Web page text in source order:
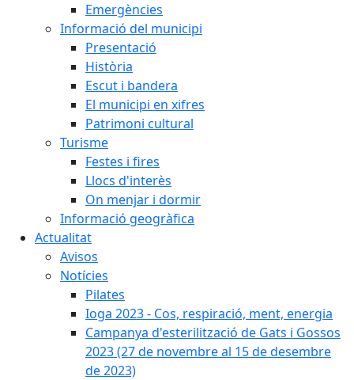
Emergències
Informació del municipi
Presentació
Història
Escut i bandera
El municipi en xifres
Patrimoni cultural
Turisme
Festes i fires
Llocs d'interès
On menjar i dormir
Informació geogràfica
Actualitat
Avisos
Notícies
Pilates
Ioga 2023 - Cos, respiració, ment, energia
Campanya d'esterilització de Gats i Gossos
2023 (27 de novembre al 15 de desembre
de 2023)